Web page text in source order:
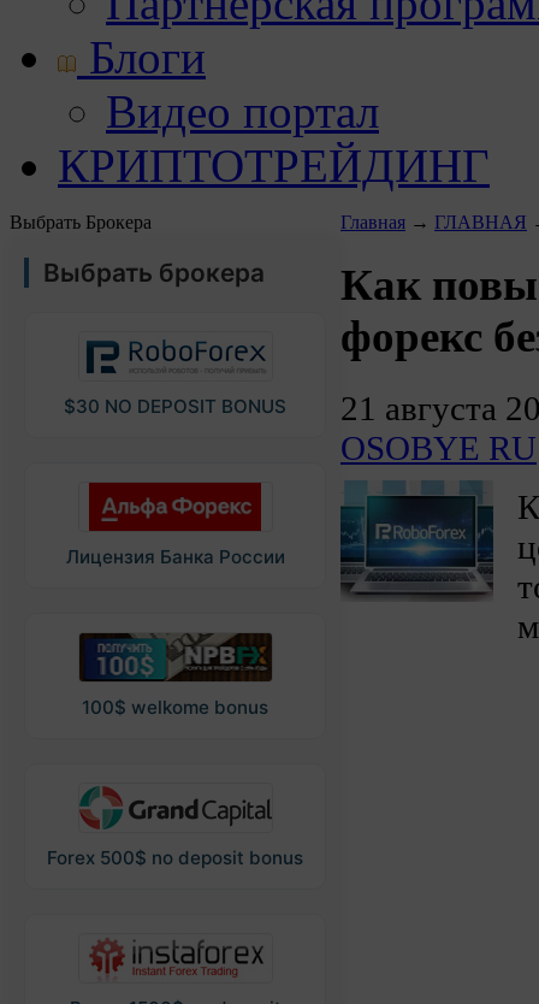
Блоги
Видео портал
КРИПТОТРЕЙДИНГ
Выбрать Брокера
Выбрать брокера
$30 NO DEPOSIT BONUS
Лицензия Банка России
100$ welkome bonus
Forex 500$ no deposit bonus
Главная → ГЛАВНАЯ
Как
форекс
21 августа
OSOBYE RU